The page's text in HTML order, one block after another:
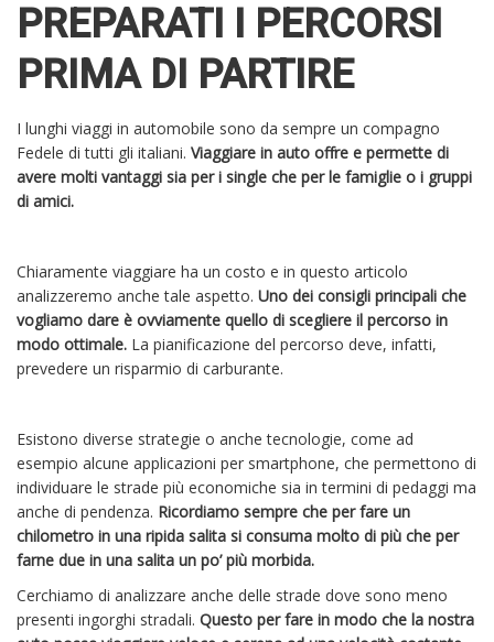
PREPARATI I PERCORSI
PRIMA DI PARTIRE
I lunghi viaggi in automobile sono da sempre un compagno
Fedele di tutti gli italiani. Viaggiare in auto offre e permette di
avere molti vantaggi sia per i single che per le famiglie o i gruppi
di amici.
Chiaramente viaggiare ha un costo e in questo articolo
analizzeremo anche tale aspetto. Uno dei consigli principali che
vogliamo dare è ovviamente quello di scegliere il percorso in
modo ottimale. La pianificazione del percorso deve, infatti,
prevedere un risparmio di carburante.
Esistono diverse strategie o anche tecnologie, come ad
esempio alcune applicazioni per smartphone, che permettono di
individuare le strade più economiche sia in termini di pedaggi ma
anche di pendenza. Ricordiamo sempre che per fare un
chilometro in una ripida salita si consuma molto di più che per
farne due in una salita un po’ più morbida.
Cerchiamo di analizzare anche delle strade dove sono meno
presenti ingorghi stradali. Questo per fare in modo che la nostra